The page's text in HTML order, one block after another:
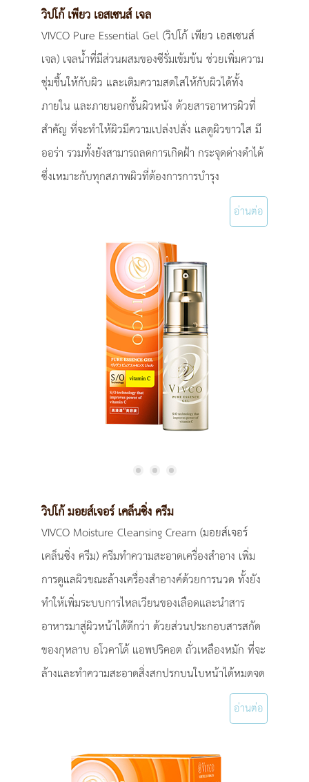
วิปโก้ เพียว เอสเซนส์ เจล
VIVCO Pure Essential Gel (วิปโก้ เพียว เอสเซนส์
เจล) เจลน้ำที่มีส่วนผสมของซีรั่มเข้มข้น ช่วยเพิ่มความ
ชุ่มชื้นให้กับผิว และเติมความสดใสให้กับผิวได้ทั้ง
ภายใน และภายนอกชั้นผิวหนัง ด้วยสารอาหารผิวที่
สำคัญ ที่จะทำให้ผิวมีความเปล่งปลั่ง แลดูผิวขาวใส มี
ออร่า รวมทั้งยังสามารถลดการเกิดฝ้า กระจุดด่างดำได้
ซึ่งเหมาะกับทุกสภาพผิวที่ต้องการการบำรุง
อ่านต่อ
วิปโก้ มอยส์เจอร์ เคล็นซิ่ง ครีม
VIVCO Moisture Cleansing Cream (มอยส์เจอร์
เคล็นซิ่ง ครีม) ครีมทำความสะอาดเครื่องสำอาง เพิ่ม
การดูแลผิวขณะล้างเครื่องสำอางค์ด้วยการนวด ทั้งยัง
ทำให้เพิ่มระบบการไหลเวียนของเลือดและนำสาร
อาหารมาสู่ผิวหน้าได้ดีกว่า ด้วยส่วนประกอบสารสกัด
ของกุหลาบ อโวคาโด้ แอพปริคอต ถั่วเหลืองหมัก ที่จะ
ล้างและทำความสะอาดสิ่งสกปรกบนใบหน้าได้หมดจด
อ่านต่อ